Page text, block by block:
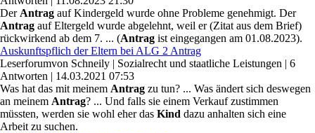
Der Antrag auf Kindergeld wurde ohne Probleme genehmigt. Der
Antrag auf Eltergeld wurde abgelehnt, weil er (Zitat aus dem Brief)
rückwirkend ab dem 7. ... (Antrag ist eingegangen am 01.08.2023).
Auskunftspflich der Eltern bei ALG 2 Antrag
Leserforumvon Schneily | Sozialrecht und staatliche Leistungen | 6
Antworten | 14.03.2021 07:53
Was hat das mit meinem Antrag zu tun? ... Was ändert sich deswegen
an meinem Antrag? ... Und falls sie einem Verkauf zustimmen
müssten, werden sie wohl eher das Kind dazu anhalten sich eine
Arbeit zu suchen.